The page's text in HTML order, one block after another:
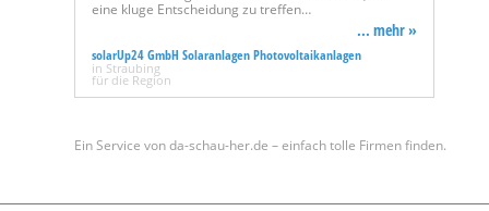
eine kluge Entscheidung zu treffen…
... mehr »
solarUp24 GmbH Solaranlagen Photovoltaikanlagen
in Straubing
für die Region
Ein Service von da-schau-her.de – einfach tolle Firmen finden.